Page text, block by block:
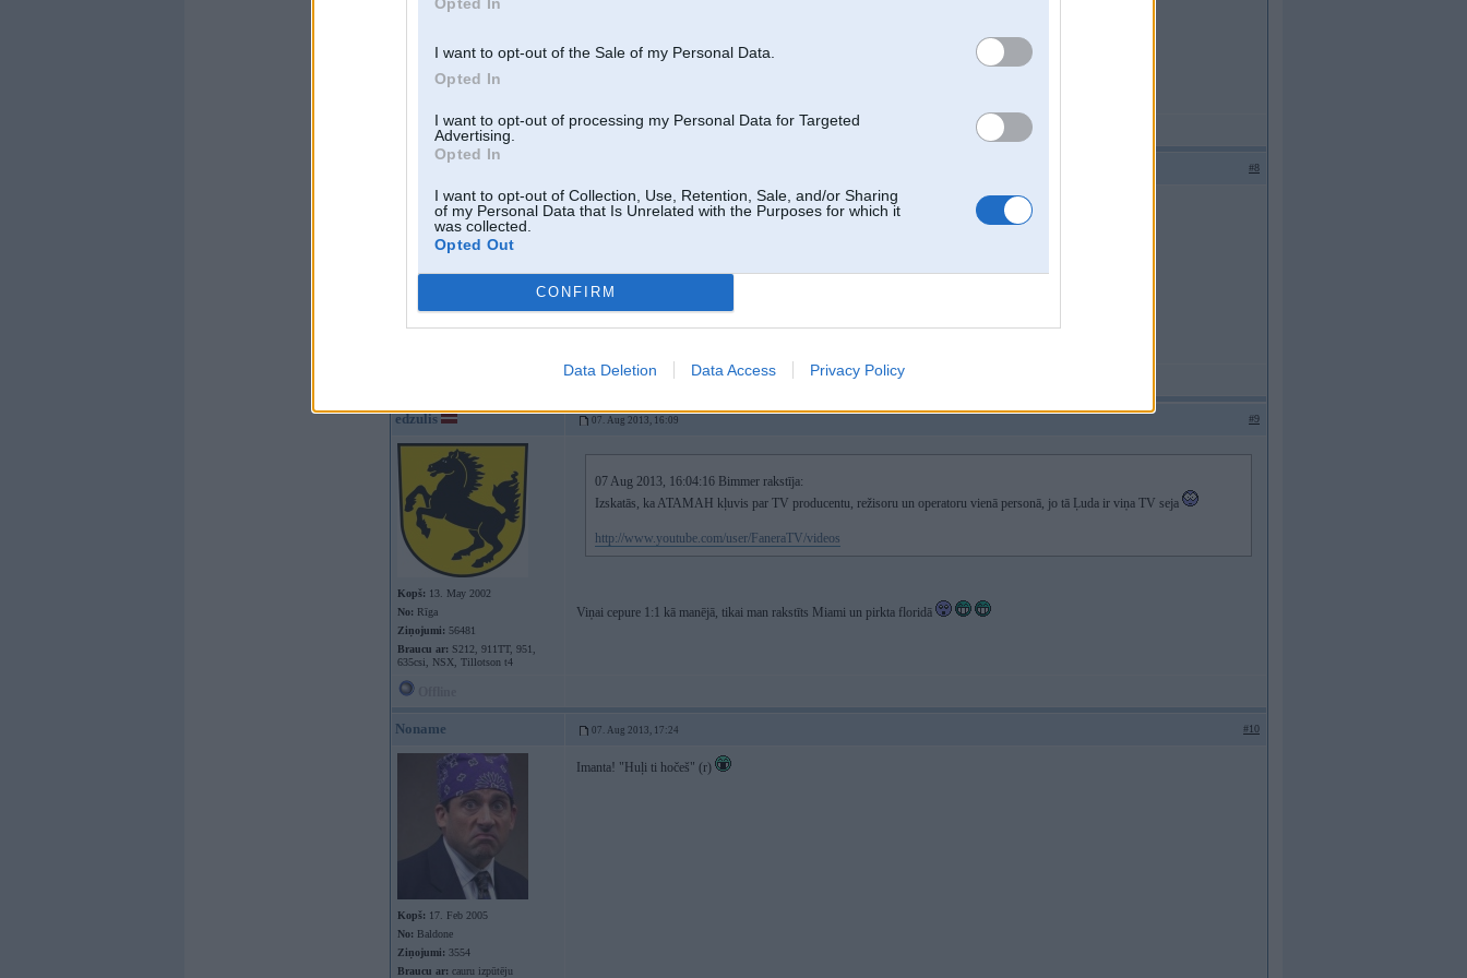
I want to opt-out of the Sale of my Personal Data.
Opted In
I want to opt-out of processing my Personal Data for Targeted
Advertising.
Opted In
I want to opt-out of Collection, Use, Retention, Sale, and/or Sharing
of my Personal Data that Is Unrelated with the Purposes for which it
was collected.
Opted Out
CONFIRM
Data Deletion Data Access Privacy Policy
Rīga
Braucu ar:S212, 911TT, 951,
Offline
#8
Talsi
Ziņojumi:397
#600
edzulis 07. Aug 2013, 16:09 #9
Kopš: 13. May 2002
No: Rīga
Ziņojumi: 56481
Braucu ar: S212, 911TT, 951,
635csi, NSX, Tillotson t4
07 Aug 2013, 16:04:16 Bimmer rakstīja:
Izskatās, ka ATAMAH kļuvis par TV producentu, režisoru un operatoru vienā personā, jo tā Ļuda ir viņa TV seja
http://www.youtube.com/user/FaneraTV/videos
Viņai cepure 1:1 kā manējā, tikai man rakstīts Miami un pirkta floridā
Noname 07. Aug 2013, 17:24 #10
Kopš: 17. Feb 2005
No: Baldone
Ziņojumi: 3554
Braucu ar: cauru izpūtēju
Imanta! "Huļi ti hočeš" (r)